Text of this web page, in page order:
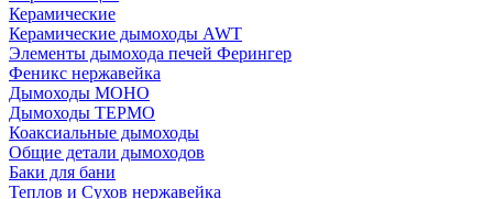
Керамические
Керамические дымоходы AWT
Элементы дымохода печей Ферингер
Феникс нержавейка
Дымоходы МОНО
Дымоходы ТЕРМО
Коаксиальные дымоходы
Общие детали дымоходов
Баки для бани
Теплов и Сухов нержавейка